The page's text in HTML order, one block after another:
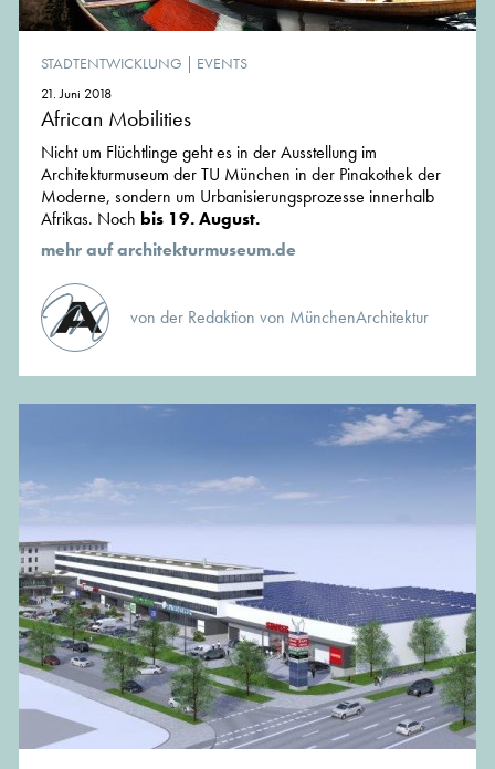
STADTENTWICKLUNG | EVENTS
21. Juni 2018
African Mobilities
Nicht um Flüchtlinge geht es in der Ausstellung im
Architekturmuseum der TU München in der Pinakothek der
Moderne, sondern um Urbanisierungsprozesse innerhalb
Afrikas. Noch bis 19. August.
mehr auf architekturmuseum.de
von der Redaktion von MünchenArchitektur